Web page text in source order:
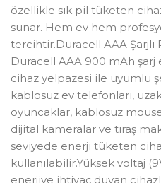
özellikle sık pil tüketen
sunar. Hem ev hem
tercihtir.Duracell AAA Şarjlı
Duracell AAA 900 mAh
cihaz yelpazesi ile uyumlu
kablosuz ev telefonları,
oyuncaklar, kablosuz
dijital kameralar ve tıraş
seviyede enerji tüketen
kullanılabilir.Yüksek voltaj
enerjiye ihtiyaç duyan